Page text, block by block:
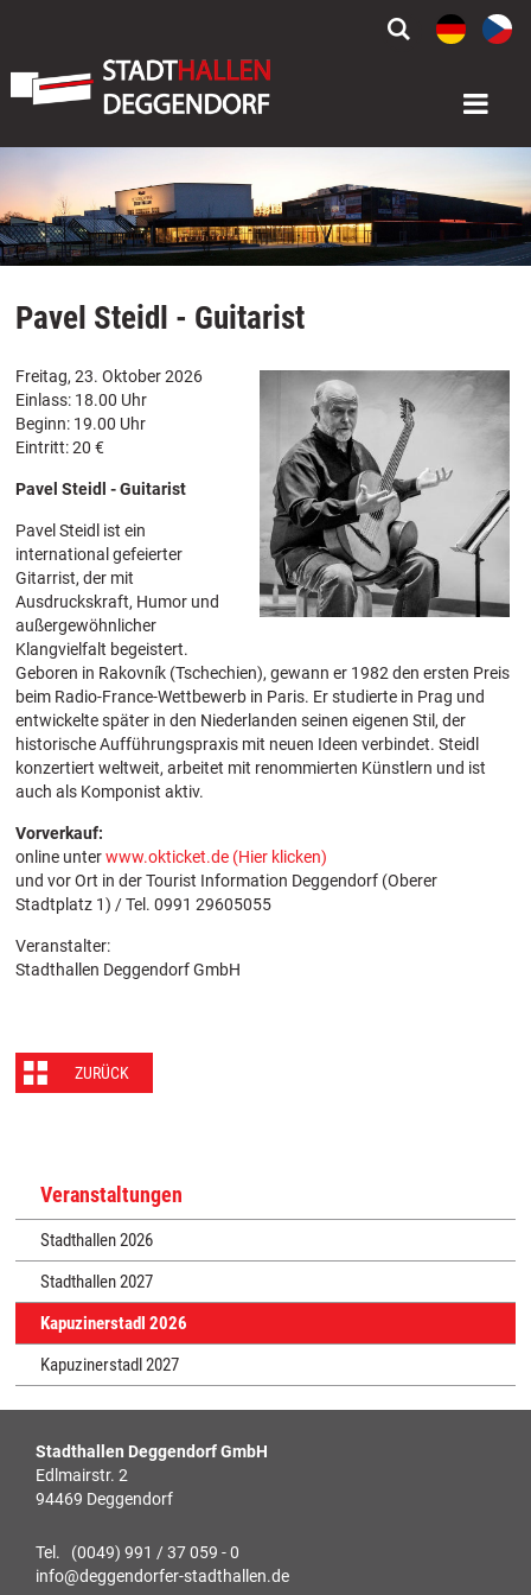


Pavel Steidl - Guitarist
Freitag, 23. Oktober 2026
Einlass: 18.00 Uhr
Beginn: 19.00 Uhr
Eintritt: 20 €
Pavel Steidl - Guitarist
Pavel Steidl ist ein
international gefeierter
Gitarrist, der mit
Ausdruckskraft, Humor und
außergewöhnlicher
Klangvielfalt begeistert.
Geboren in Rakovník (Tschechien), gewann er 1982 den ersten Preis
beim Radio-France-Wettbewerb in Paris. Er studierte in Prag und
entwickelte später in den Niederlanden seinen eigenen Stil, der
historische Aufführungspraxis mit neuen Ideen verbindet. Steidl
konzertiert weltweit, arbeitet mit renommierten Künstlern und ist
auch als Komponist aktiv.
Vorverkauf:
online unterwww.okticket.de (Hier klicken)
und vor Ort in der Tourist Information Deggendorf (Oberer
Stadtplatz 1) / Tel. 0991 29605055
Veranstalter:
Stadthallen Deggendorf GmbH
ZURÜCK
Veranstaltungen
Stadthallen 2026
Stadthallen 2027
Kapuzinerstadl 2026
Kapuzinerstadl 2027
Stadthallen Deggendorf GmbH
Edlmairstr. 2
94469 Deggendorf
Tel. (0049) 991 / 37 059 - 0
info@deggendorfer-stadthallen.de